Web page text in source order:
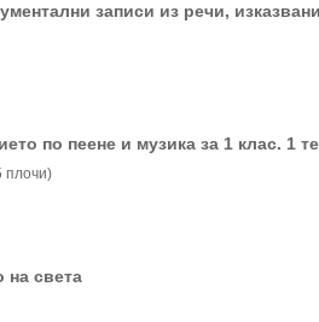
записи из речи,
по пеене и музика за 1 клас. 1
плочи)
на света